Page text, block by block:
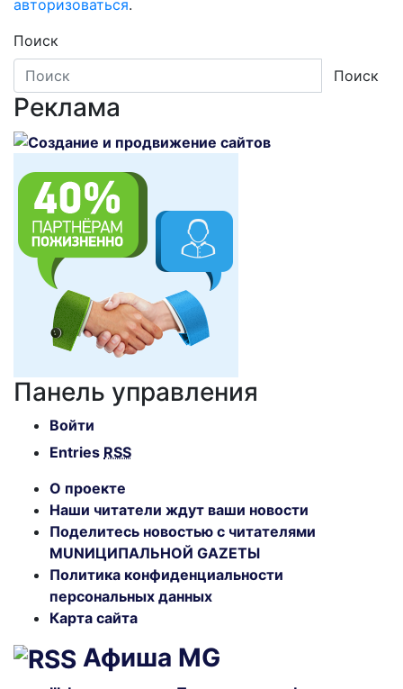
авторизоваться.
Поиск
Поиск
Реклама
Панель управления
Войти
Entries RSS
О проекте
Наши читатели ждут ваши новости
Поделитесь новостью с читателями
MUNИЦИПАЛЬНОЙ GAZЕТЫ
Политика конфиденциальности
персональных данных
Карта сайта
Афиша MG